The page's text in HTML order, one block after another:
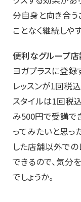
分自身と向き合う
ことなく継続しや
便利なグループ
ヨガプラスに登録
レッスンが1回税
スタイルは1回税
み500円で受講で
ってみたいと思っ
した店舗以外で
できるので、気分
でしょうか。